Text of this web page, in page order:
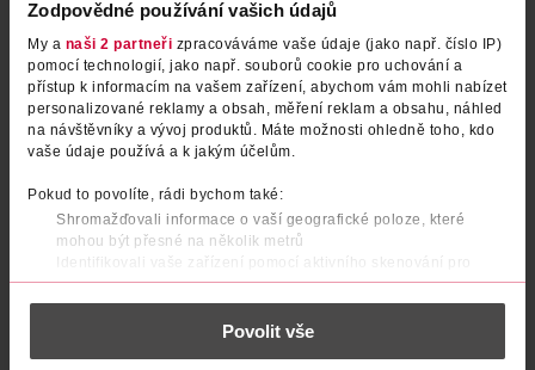
Zodpovědné používání vašich údajů
My a naši 2 partneři zpracováváme vaše údaje (jako např. číslo IP)
pomocí technologií, jako např. souborů cookie pro uchování a
přístup k informacím na vašem zařízení, abychom vám mohli nabízet
personalizované reklamy a obsah, měření reklam a obsahu, náhled
na návštěvníky a vývoj produktů. Máte možnosti ohledně toho, kdo
vaše údaje používá a k jakým účelům.
Pokud to povolíte, rádi bychom také:
Shromažďovali informace o vaší geografické poloze, které
mohou být přesné na několik metrů
Identifikovali vaše zařízení pomocí aktivního skenování pro
konkrétní charakteristiky (otisk prstu)
Zjistěte více o tom, jak zpracováváme vaše osobní údaje, a nastavte
části s podrobnostmi . Svůj souhlas můžete kdykoliv
Povolit vše
Náplň do automatického
osvěžovače vzduchu
Refreshing Air™
Glade 269 ml
149 Kč
DO KOŠÍKU
Náplň do automatického
osvěžovače vzduchu Relaxing
Glade